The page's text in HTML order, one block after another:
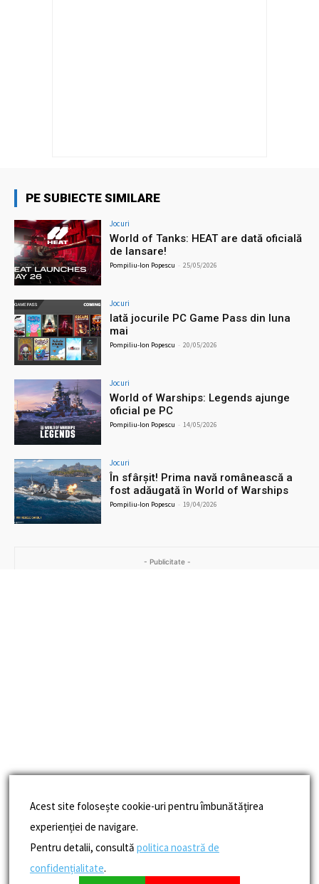
PE SUBIECTE SIMILARE
Jocuri
World of Tanks: HEAT are dată oficială
de lansare!
Pompiliu-Ion Popescu - 25/05/2026
Jocuri
Iată jocurile PC Game Pass din luna
mai
Pompiliu-Ion Popescu - 20/05/2026
Jocuri
World of Warships: Legends ajunge
oficial pe PC
Pompiliu-Ion Popescu - 14/05/2026
Jocuri
În sfârșit! Prima navă românească a
fost adăugată în World of Warships
Pompiliu-Ion Popescu - 19/04/2026
- Publicitate -
Acest site folosește cookie-uri pentru îmbunătățirea
experienției de navigare.
Pentru detalii, consultă politica noastră de
confidențialitate.